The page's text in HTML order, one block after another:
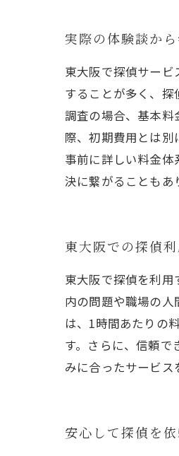
実際の体験談か
東大阪で探偵サー
することが多く、
調査の場合、基本料
際、初期費用とは
事前に詳しい料金
決に繋がることもあ
東大阪での探偵
東大阪で探偵を利
内の問題や職場の
は、1時間あたりの
す。さらに、信頼
みに合ったサービス
安心して探偵を